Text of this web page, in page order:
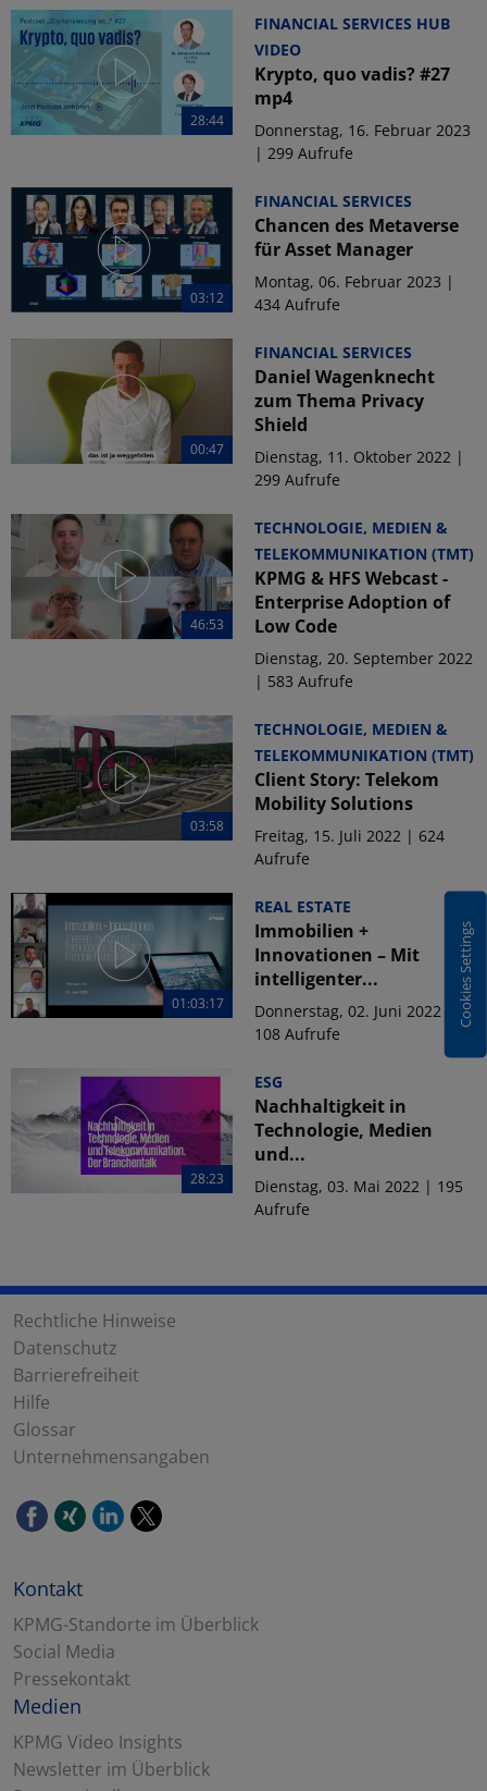
28:44
FINANCIAL SERVICES HUB
VIDEO
Krypto, quo vadis? #27
mp4
Donnerstag, 16. Februar 2023
| 299 Aufrufe
03:12
FINANCIAL SERVICES
Chancen des Metaverse
für Asset Manager
Montag, 06. Februar 2023 |
434 Aufrufe
00:47
FINANCIAL SERVICES
Daniel Wagenknecht
zum Thema Privacy
Shield
Dienstag, 11. Oktober 2022 |
299 Aufrufe
46:53
TECHNOLOGIE, MEDIEN &
TELEKOMMUNIKATION (TMT)
KPMG & HFS Webcast -
Enterprise Adoption of
Low Code
Dienstag, 20. September 2022
| 583 Aufrufe
03:58
TECHNOLOGIE, MEDIEN &
TELEKOMMUNIKATION (TMT)
Client Story: Telekom
Mobility Solutions
Freitag, 15. Juli 2022 | 624
Aufrufe
01:03:17
REAL ESTATE
Immobilien +
Innovationen – Mit
intelligenter...
Donnerstag, 02. Juni 2022 |
108 Aufrufe
28:23
ESG
Nachhaltigkeit in
Technologie, Medien
und...
Dienstag, 03. Mai 2022 | 195
Aufrufe
Cookies Settings
Rechtliche Hinweise
Datenschutz
Barrierefreiheit
Hilfe
Glossar
Unternehmensangaben
Kontakt
KPMG-Standorte im Überblick
Social Media
Pressekontakt
Medien
KPMG Video Insights
Newsletter im Überblick